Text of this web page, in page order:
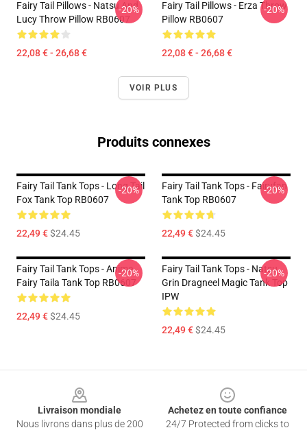
Fairy Tail Pillows - Natsu And
Lucy Throw Pillow RB0607
22,08 € - 26,68 €
-20%
Fairy Tail Pillows - Erza Throw
Pillow RB0607
22,08 € - 26,68 €
-20%
VOIR PLUS
Produits connexes
Fairy Tail Tank Tops - Long Tail
Fox Tank Top RB0607
22,49 €$24.45
-20%
Fairy Tail Tank Tops - Fairyfan
Tank Top RB0607
22,49 €$24.45
-20%
Fairy Tail Tank Tops - Anime
Fairy Taila Tank Top RB0607
22,49 €$24.45
-20%
Fairy Tail Tank Tops - Natsu
Grin Dragneel Magic Tank Top
IPW
22,49 €$24.45
-20%
Livraison mondiale
Nous livrons dans plus de 200
Achetez en toute confiance
24/7 Protected from clicks to